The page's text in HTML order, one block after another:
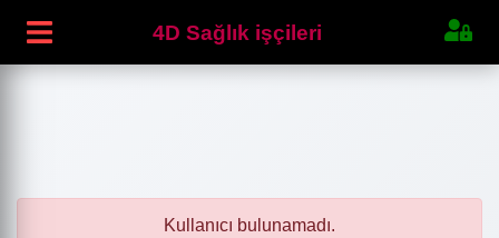
4D Sağlık işçileri
Kullanıcı bulunamadı.